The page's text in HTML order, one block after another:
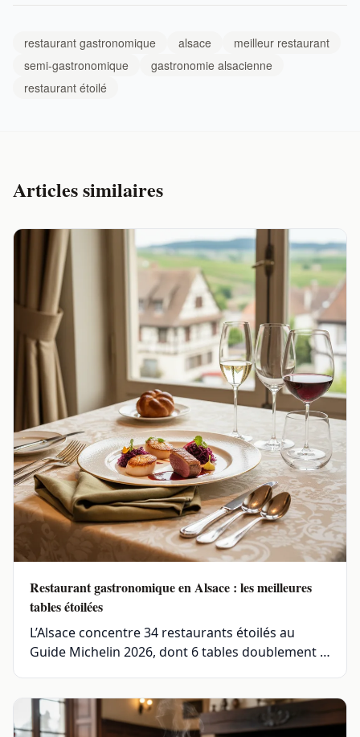
restaurant gastronomique alsace
meilleur restaurant
semi-gastronomique
gastronomie alsacienne
restaurant étoilé
Articles similaires
Restaurant gastronomique en Alsace : les meilleures
tables étoilées
L’Alsace concentre 34 restaurants étoilés au
Guide Michelin 2026, dont 6 tables doublement …